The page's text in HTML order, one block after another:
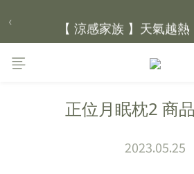
【 涼感家族 】天氣越熱
父親節｜靠山計劃，最
‹
正位月眠枕2 商
2023.05.25